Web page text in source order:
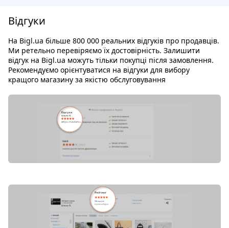
Відгуки
На Bigl.ua більше 800 000 реальних відгуків про продавців.
Ми ретельно перевіряємо їх достовірність. Залишити
відгук на Bigl.ua можуть тільки покупці після замовлення.
Рекомендуємо орієнтуватися на відгуки для вибору
кращого магазину за якістю обслуговування